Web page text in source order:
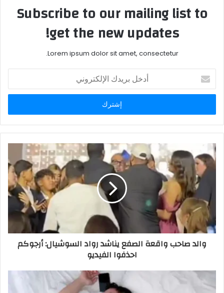
Subscribe to our mailing list to
get the new updates!
Lorem ipsum dolor sit amet, consectetur.
بريدك
الإلكتروني
والد صاحب واقعة الصفع يناشد رواد السوشيال: أرجوكم
احذفوا الفيديو